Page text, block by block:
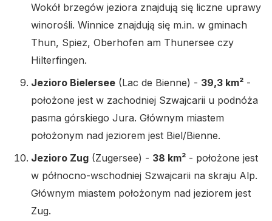
Wokół brzegów jeziora znajdują się liczne uprawy
winorośli. Winnice znajdują się m.in. w gminach
Thun, Spiez, Oberhofen am Thunersee czy
Hilterfingen.
Jezioro Bielersee (Lac de Bienne) - 39,3 km² -
położone jest w zachodniej Szwajcarii u podnóża
pasma górskiego Jura. Głównym miastem
położonym nad jeziorem jest Biel/Bienne.
Jezioro Zug (Zugersee) - 38 km² - położone jest
w północno-wschodniej Szwajcarii na skraju Alp.
Głównym miastem położonym nad jeziorem jest
Zug.